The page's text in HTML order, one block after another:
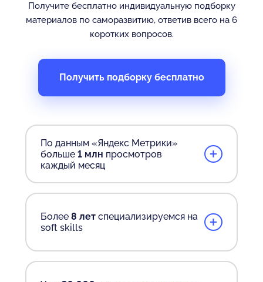
Получите бесплатно индивидуальную подборку
материалов по саморазвитию, ответив всего на 6
коротких вопросов.
Получить подборку бесплатно
По данным «Яндекс Метрики»
больше 1 млн просмотров
каждый месяц
+
Более 8 лет специализируемся на
soft skills
+